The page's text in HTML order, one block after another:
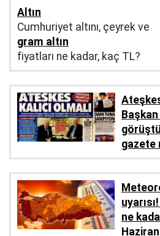
Altın
Cumhuriyet altını, çeyrek ve
gram altın
fiyatları ne kadar, kaç TL?
gazete
ne